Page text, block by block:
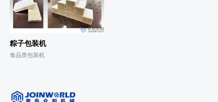
粽子包装机
食品类包装机